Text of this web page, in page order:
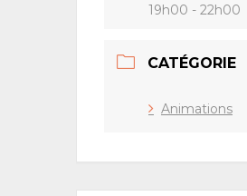
19h00 - 22h00
CATÉGORIE
Animations